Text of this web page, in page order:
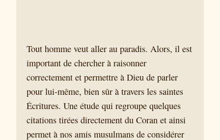
Tout homme veut aller au paradis. Alors, il est
important de chercher à raisonner
correctement et permettre à Dieu de parler
pour lui-même, bien sûr à travers les saintes
Écritures. Une étude qui regroupe quelques
citations tirées directement du Coran et ainsi
permet à nos amis musulmans de considérer